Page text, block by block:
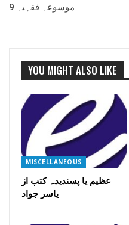
موسوعہ فقہیہ 9
YOU MIGHT ALSO LIKE
MISCELLANEOUS
عظیم یا پسندیدہ کتب از
یاسر جواد